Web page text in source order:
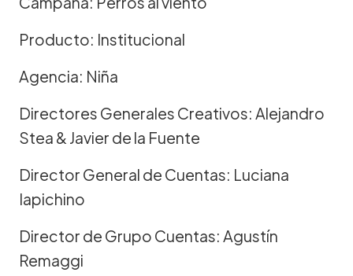
Producto: Institucional
Agencia: Niña
Directores Generales Creativos: Alejandro
Stea & Javier de la Fuente
Director General de Cuentas: Luciana
Iapichino
Director de Grupo Cuentas: Agustín
Remaggi